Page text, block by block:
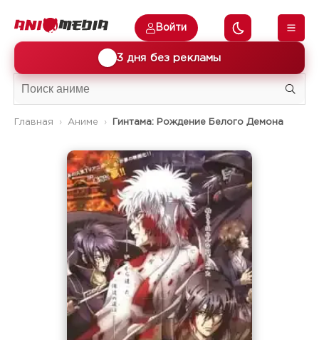
3 дня без рекламы
Войти
Главная Аниме Гинтама: Рождение Белого Демона